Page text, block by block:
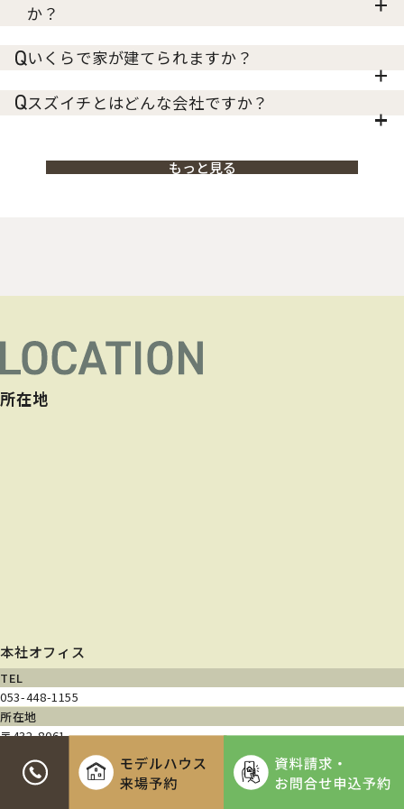
か？
いくらで家が建てられますか？
スズイチとはどんな会社ですか？
もっと見る
所在地
本社オフィス
TEL
053-448-1155
所在地
〒432-8061
静岡県浜松市中央区入野町740-3
営業時間